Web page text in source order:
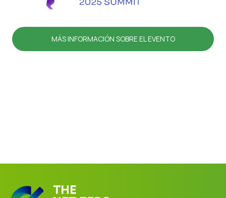
MÁS INFORMACIÓN SOBRE EL EVENTO